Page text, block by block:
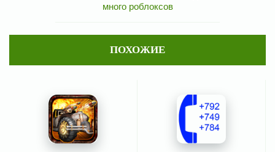
много роблоксов
ПОХОЖИЕ